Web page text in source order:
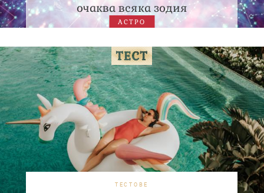
очаква всяка зодия
АСТРО
ТЕСТОВЕ